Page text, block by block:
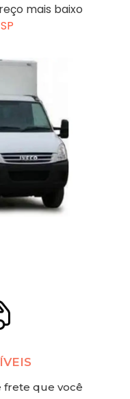
mais baixo
frete que você